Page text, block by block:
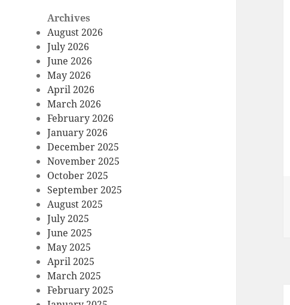
Archives
August 2026
July 2026
June 2026
May 2026
April 2026
March 2026
February 2026
January 2026
December 2025
November 2025
October 2025
September 2025
August 2025
July 2025
June 2025
May 2025
April 2025
March 2025
February 2025